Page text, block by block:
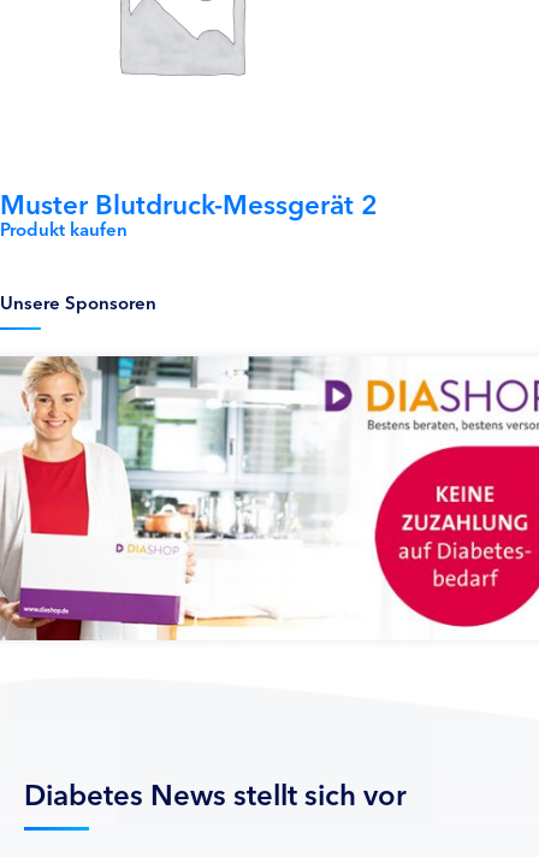
Muster Blutdruck-Messgerät 2
Produkt kaufen
Unsere Sponsoren
Diabetes News stellt sich vor